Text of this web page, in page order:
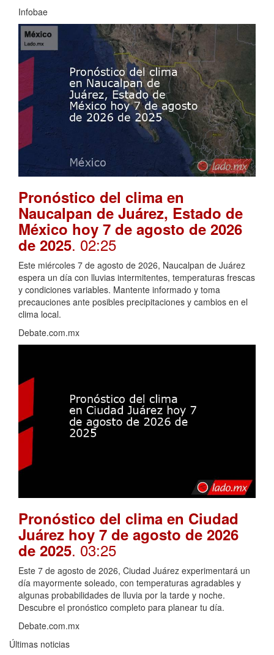
Infobae
Pronóstico del clima en
Naucalpan de Juárez, Estado de
México hoy 7 de agosto de 2026
de 2025. 02:25
Este miércoles 7 de agosto de 2026, Naucalpan de Juárez
espera un día con lluvias intermitentes, temperaturas frescas
y condiciones variables. Mantente informado y toma
precauciones ante posibles precipitaciones y cambios en el
clima local.
Debate.com.mx
Pronóstico del clima en Ciudad
Juárez hoy 7 de agosto de 2026
de 2025. 03:25
Este 7 de agosto de 2026, Ciudad Juárez experimentará un
día mayormente soleado, con temperaturas agradables y
algunas probabilidades de lluvia por la tarde y noche.
Descubre el pronóstico completo para planear tu día.
Debate.com.mx
Últimas noticias